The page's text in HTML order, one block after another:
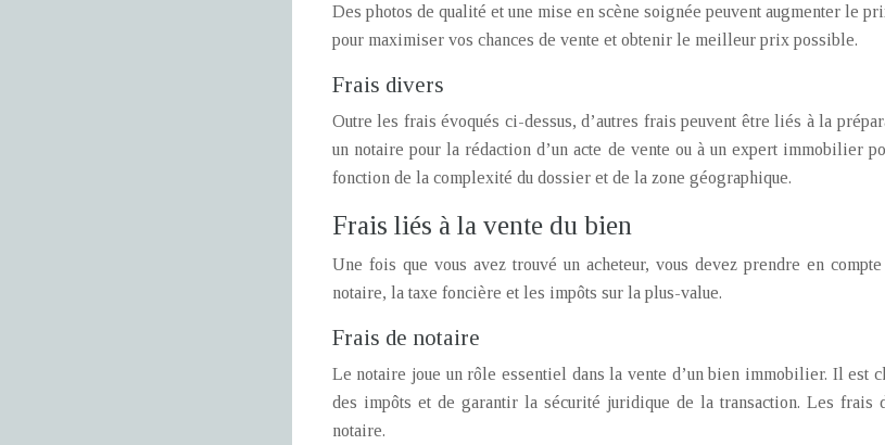
Des photos de qualité et une mise en scène soignée peuvent augmenter le
pour maximiser vos chances de vente et obtenir le meilleur prix possible.
Frais divers
Outre les frais évoqués ci-dessus, d’autres frais peuvent être liés à la
un notaire pour la rédaction d’un acte de vente ou à un expert immobilier
fonction de la complexité du dossier et de la zone géographique.
Frais liés à la vente du bien
Une fois que vous avez trouvé un acheteur, vous devez prendre en
notaire, la taxe foncière et les impôts sur la plus-value.
Frais de notaire
Le notaire joue un rôle essentiel dans la vente d’un bien immobilier. Il est
des impôts et de garantir la sécurité juridique de la transaction. Les
notaire.